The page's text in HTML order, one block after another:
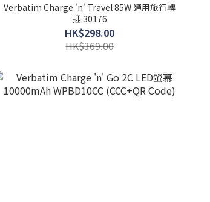
Verbatim Charge 'n' Travel 85W 通用旅行轉
插 30176
HK$298.00
HK$369.00